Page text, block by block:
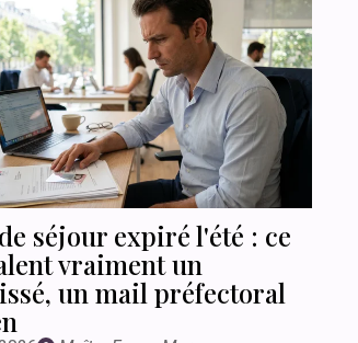
séjour expiré l'été : ce
vraiment un
un mail préfectoral